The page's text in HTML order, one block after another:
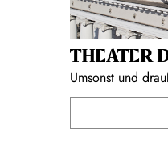
THEATER
Umsonst und